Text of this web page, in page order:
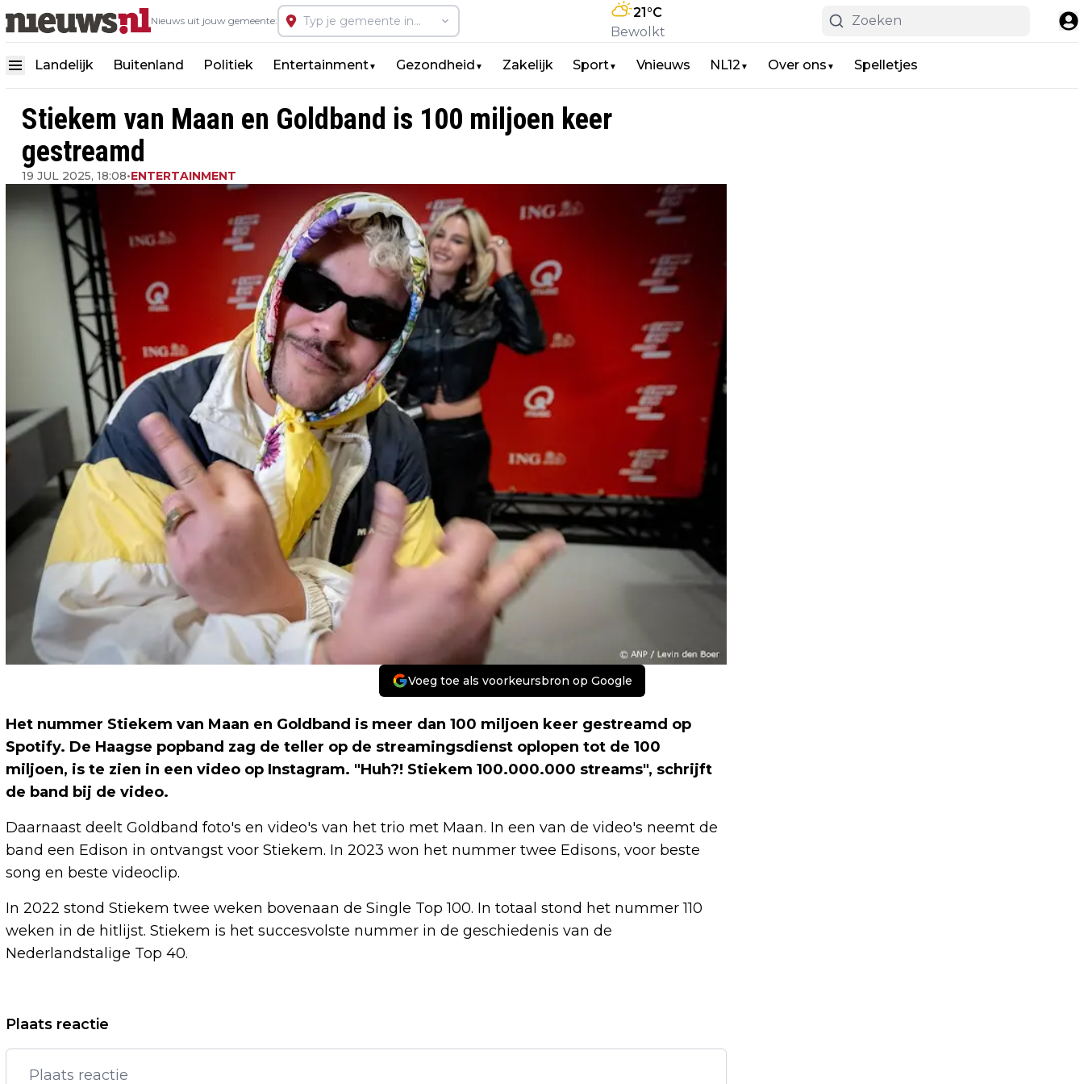
Nieuws uit jouw gemeente:
21°C
Bewolkt
Landelijk Buitenland Politiek Entertainment▼ Gezondheid ▼ Zakelijk Sport▼ Vnieuws NL12 ▼ Over ons ▼ Spelletjes
Stiekem van Maan en Goldband is 100 miljoen keer
gestreamd
19 JUL 2025, 18:08•ENTERTAINMENT
Voeg toe als voorkeursbron op Google
Het nummer Stiekem van Maan en Goldband is meer dan 100 miljoen keer gestreamd op
Spotify. De Haagse popband zag de teller op de streamingsdienst oplopen tot de 100
miljoen, is te zien in een video op Instagram. "Huh?! Stiekem 100.000.000 streams", schrijft
de band bij de video.
Daarnaast deelt Goldband foto's en video's van het trio met Maan. In een van de video's neemt de
band een Edison in ontvangst voor Stiekem. In 2023 won het nummer twee Edisons, voor beste
song en beste videoclip.
In 2022 stond Stiekem twee weken bovenaan de Single Top 100. In totaal stond het nummer 110
weken in de hitlijst. Stiekem is het succesvolste nummer in de geschiedenis van de
Nederlandstalige Top 40.
Vorig artikel
RITZEGE IN TOUR VERBAAST
ARENSMAN, MANIER WAAROP VOELT
VINGEGAARD VIEL AAN OMDAT
Plaats reactie